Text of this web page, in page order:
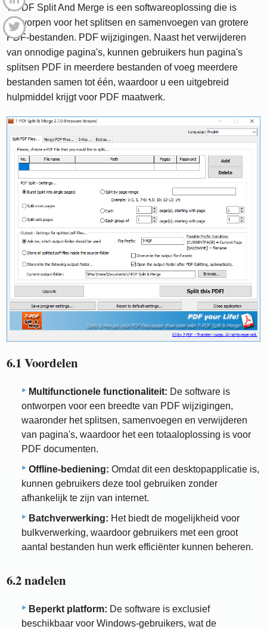
7-PDF Split And Merge is een softwareoplossing die is
ontworpen voor het splitsen en samenvoegen van grotere
PDF-bestanden. PDF wijzigingen. Naast het verwijderen
van onnodige pagina's, kunnen gebruikers hun pagina's
splitsen PDF in meerdere bestanden of voeg meerdere
bestanden samen tot één, waardoor u een uitgebreid
hulpmiddel krijgt voor PDF maatwerk.
6.1 Voordelen
Multifunctionele functionaliteit: De software is
ontworpen voor een breedte van PDF wijzigingen,
waaronder het splitsen, samenvoegen en verwijderen
van pagina's, waardoor het een totaaloplossing is voor
PDF documenten.
Offline-bediening: Omdat dit een desktopapplicatie is,
kunnen gebruikers deze tool gebruiken zonder
afhankelijk te zijn van internet.
Batchverwerking: Het biedt de mogelijkheid voor
bulkverwerking, waardoor gebruikers met een groot
aantal bestanden hun werk efficiënter kunnen beheren.
6.2 nadelen
Beperkt platform: De software is exclusief
beschikbaar voor Windows-gebruikers, wat de